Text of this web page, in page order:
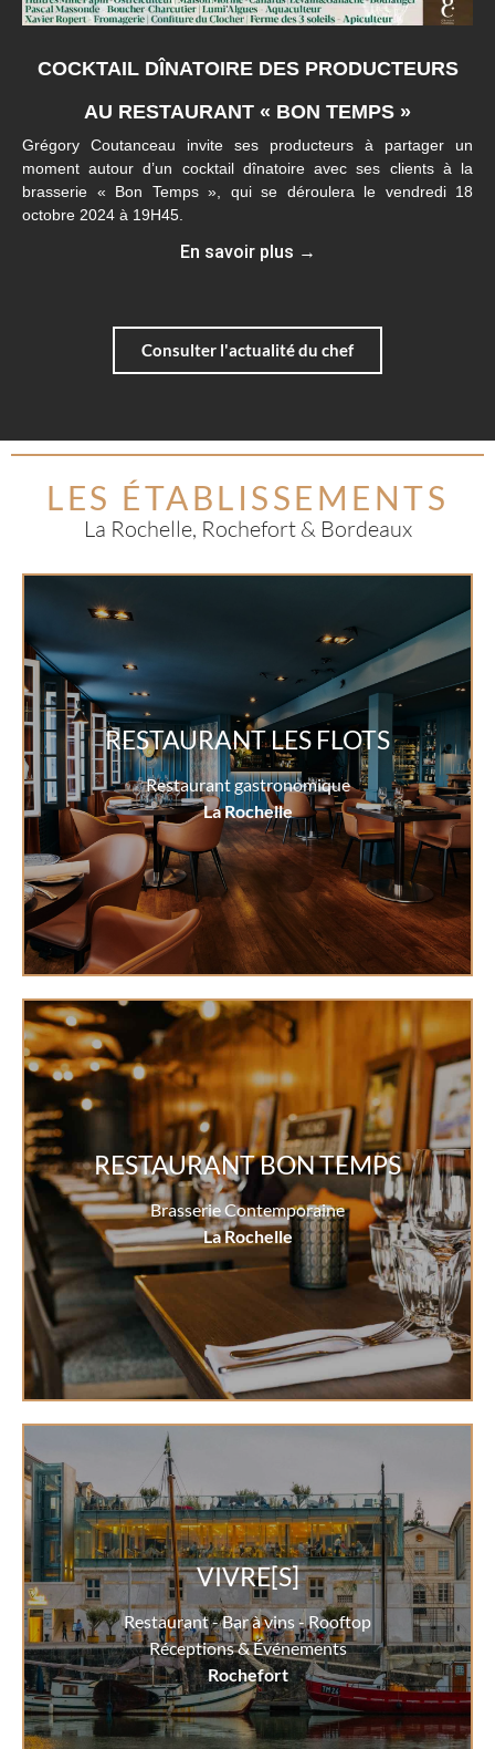
COCKTAIL DÎNATOIRE DES PRODUCTEURS
AU RESTAURANT « BON TEMPS »
Grégory Coutanceau invite ses producteurs à partager un
moment autour d’un cocktail dînatoire avec ses clients à la
brasserie « Bon Temps », qui se déroulera le vendredi 18
octobre 2024 à 19H45.
En savoir plus →
Consulter l'actualité du chef
LES ÉTABLISSEMENTS
La Rochelle, Rochefort & Bordeaux
RESTAURANT LES FLOTS
Restaurant gastronomique
La Rochelle
RESTAURANT BON TEMPS
Brasserie Contemporaine
La Rochelle
VIVRE[S]
Restaurant - Bar à vins - Rooftop
Réceptions & Événements
Rochefort